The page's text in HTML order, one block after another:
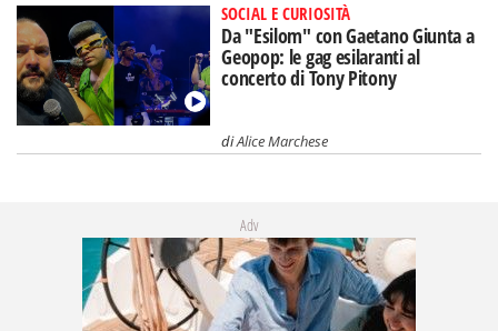
SOCIAL E CURIOSITÀ
Da "Esilom" con Gaetano Giunta a
Geopop: le gag esilaranti al
concerto di Tony Pitony
diAlice Marchese
Adv